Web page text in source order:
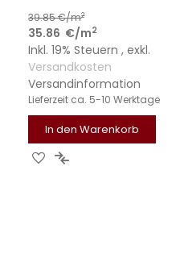
39.85€/m2
35.86 €/m2
Inkl. 19% Steuern,exkl.
Versandkosten
Versandinformation
Lieferzeit ca. 5-10 Werktage
In den Warenkorb
ZURZUR